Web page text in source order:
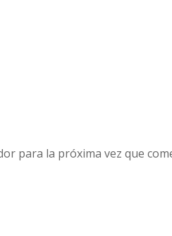
para la próxima vez que